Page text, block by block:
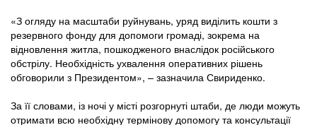
«З огляду на масштаби руйнувань, уряд виділить кошти з
резервного фонду для допомоги громаді, зокрема на
відновлення житла, пошкодженого внаслідок російського
обстрілу. Необхідність ухвалення оперативних рішень
обговорили з Президентом», – зазначила Свириденко.
За її словами, із ночі у місті розгорнуті штаби, де люди можуть
отримати всю необхідну термінову допомогу та консультації